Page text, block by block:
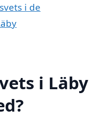
i de
i Läby